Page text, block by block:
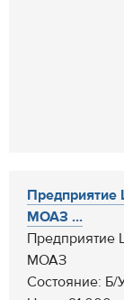
Предприятие
МОАЗ ...
Предприятие
МОАЗ
Состояние: Б/